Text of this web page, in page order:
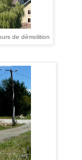
de démolition